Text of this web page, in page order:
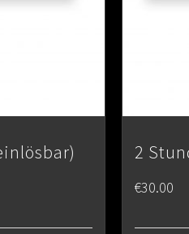
2
€30.00